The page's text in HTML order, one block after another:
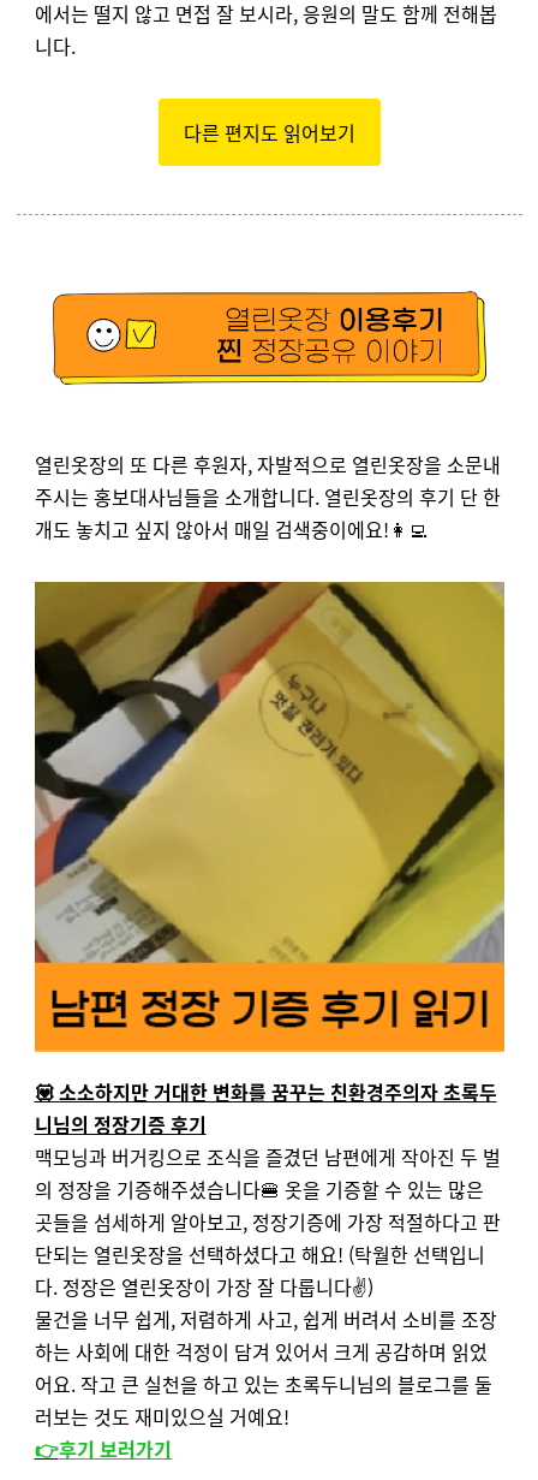
에서는 떨지 않고 면접 잘 보시라, 응원의 말도 함께 전해봅
니다.
다른 편지도 읽어보기
열린옷장의 또 다른 후원자, 자발적으로 열린옷장을 소문내
주시는 홍보대사님들을 소개합니다. 열린옷장의 후기 단 한
개도 놓치고 싶지 않아서 매일 검색중이에요!👩‍💻
💟 소소하지만 거대한 변화를 꿈꾸는 친환경주의자 초록두
니님의 정장기증 후기
맥모닝과 버거킹으로 조식을 즐겼던 남편에게 작아진 두 벌
의 정장을 기증해주셨습니다🍔 옷을 기증할 수 있는 많은
곳들을 섬세하게 알아보고, 정장기증에 가장 적절하다고 판
단되는 열린옷장을 선택하셨다고 해요! (탁월한 선택입니
다. 정장은 열린옷장이 가장 잘 다룹니다✌️)
물건을 너무 쉽게, 저렴하게 사고, 쉽게 버려서 소비를 조장
하는 사회에 대한 걱정이 담겨 있어서 크게 공감하며 읽었
어요. 작고 큰 실천을 하고 있는 초록두니님의 블로그를 둘
러보는 것도 재미있으실 거예요!
👉후기 보러가기